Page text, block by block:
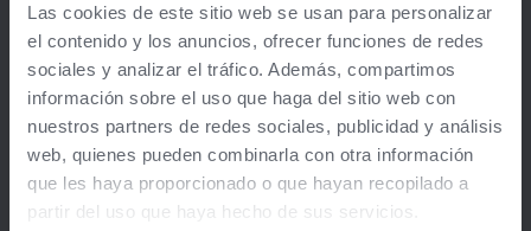
Las cookies de este sitio web se usan para personalizar
el contenido y los anuncios, ofrecer funciones de redes
sociales y analizar el tráfico. Además, compartimos
información sobre el uso que haga del sitio web con
nuestros partners de redes sociales, publicidad y análisis
web, quienes pueden combinarla con otra información
que les haya proporcionado o que hayan recopilado a
partir del uso que haya hecho de sus servicios.
Aviso legal
Gestión médica total